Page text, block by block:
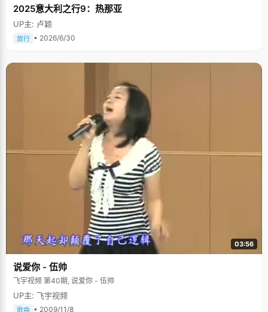
2025意大利之行9：热那亚
UP主: 卢颖
旅行 • 2026/6/30
03:56
说爱你 - 伍帅
飞宇视频 第40期, 说爱你 - 伍帅
UP主: 飞宇视频
歌曲 • 2009/11/8